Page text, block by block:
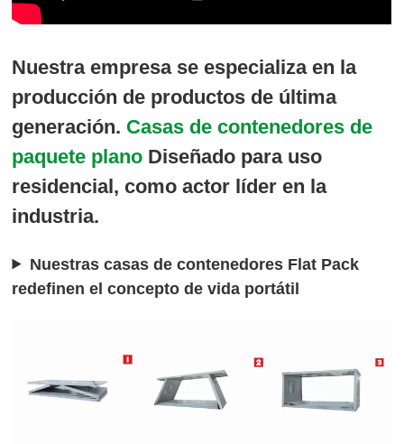
Nuestra empresa se especializa en la
producción de productos de última
generación. Casas de contenedores de
paquete plano Diseñado para uso
residencial, como actor líder en la
industria.
Nuestras casas de contenedores Flat Pack
redefinen el concepto de vida portátil